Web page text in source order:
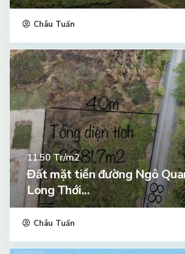
Châu Tuấn
11.50Tr/m2
Đất mặt tiền đường Ngô
Long Thới...
Châu Tuấn